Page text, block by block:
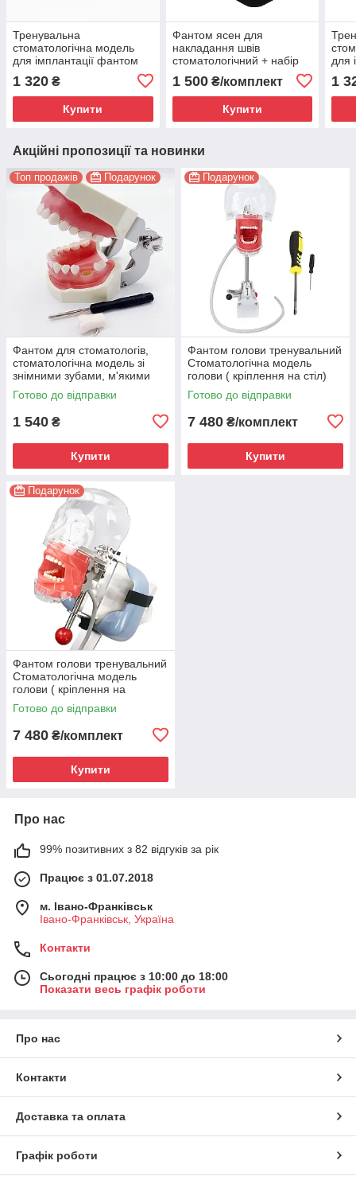
Тренувальна
стоматологічна модель
для імплантації фантом
1 320 ₴
Купити
Фантом ясен для
накладання швів
стоматологічний + набір
1 500₴/комплект
Купити
для
1
Акційні пропозиції та новинки
Топ продажів Подарунок
Фантом для стоматологів,
стоматологічна модель зі
знімними зубами, м'якими
яснами
Готово до відправки
1 540 ₴
Купити
Подарунок
Фантом голови тренувальний
Стоматологічна модель
голови ( кріплення на стіл)
Готово до відправки
7 480 ₴/комплект
Купити
Подарунок
Фантом голови тренувальний
Стоматологічна модель
голови ( кріплення на
підголовник установки)
Готово до відправки
7 480 ₴/комплект
Купити
Про нас
99% позитивних з 82 відгуків за рік
Працює з 01.07.2018
м. Івано-Франківськ
Івано-Франківськ, Україна
Контакти
Сьогодні працює з 10:00 до 18:00
Показати весь графік роботи
Про нас
Контакти
Доставка та оплата
Графік роботи